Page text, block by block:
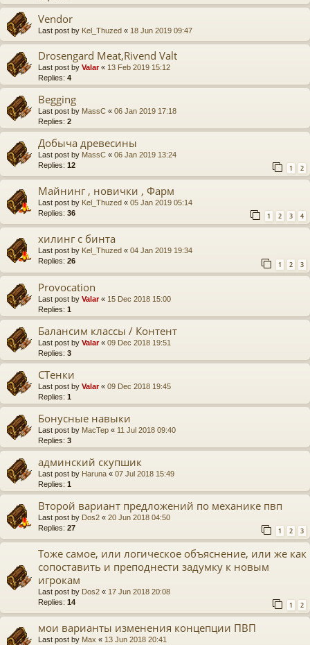
Vendor
Last post by Kel_Thuzed « 18 Jun 2019 09:47
Drosengard Meat,Rivend Valt
Last post by Valar« 13 Feb 2019 15:12
Replies: 4
Begging
Last post by MassC « 06 Jan 2019 17:18
Replies: 2
Добыча древесины
Last post by MassC « 06 Jan 2019 13:24
Replies: 12 1 2
Майнинг , новички , Фарм
Last post by Kel_Thuzed « 05 Jan 2019 05:14
Replies: 36 1 2 3 4
хилинг с бинта
Last post by Kel_Thuzed « 04 Jan 2019 19:34
Replies: 26 1 2 3
Provocation
Last post by Valar« 15 Dec 2018 15:00
Replies: 1
Балансим классы / Контент
Last post by Valar« 09 Dec 2018 19:51
Replies: 3
СТенки
Last post by Valar« 09 Dec 2018 19:45
Replies: 1
Бонусные навыки
Last post by MacTep « 11 Jul 2018 09:40
Replies: 3
админский скупшик
Last post by Haruna « 07 Jul 2018 15:49
Replies: 1
Второй вариант предложений по механике пвп
Last post by Dos2 « 20 Jun 2018 04:50
Replies: 27 1 2 3
Тоже самое, или логическое объяснение, или же как
сопоставить и преподнести задумку к новым
игрокам
Last post by Dos2 « 17 Jun 2018 20:08
Replies: 14 1 2
мои варианты изменения концепции ПВП
Last post by Max « 13 Jun 2018 20:41